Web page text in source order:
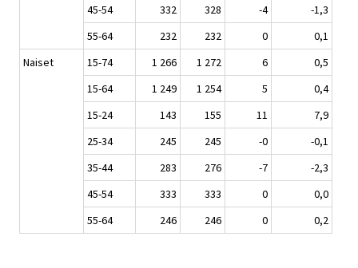
45-54
332 328 -4
-1,3
55-64
232 232 0
0,1
Naiset
15-74 1 266 1 272 6
0,5
15-64
1 249 1 254 5
0,4
15-24
143 155 11
7,9
25-34
245 245 -0
-0,1
35-44
283 276 -7
-2,3
45-54
333 333 0
0,0
55-64
246 246 0 0,2